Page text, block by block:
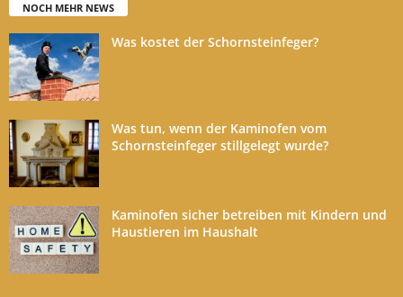
NOCH MEHR NEWS
Was kostet der Schornsteinfeger?
Was tun, wenn der Kaminofen vom
Schornsteinfeger stillgelegt wurde?
Kaminofen sicher betreiben mit Kindern und
Haustieren im Haushalt